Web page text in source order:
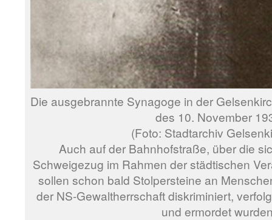
Die ausgebrannte Synagoge in der
des 10. November
(Foto: Stadtarchiv
Auch auf der Bahnhofstraße, über die
Schweigezug im Rahmen der städtischen
sollen schon bald Stolpersteine an
der NS-Gewaltherrschaft diskriminiert,
und ermordet